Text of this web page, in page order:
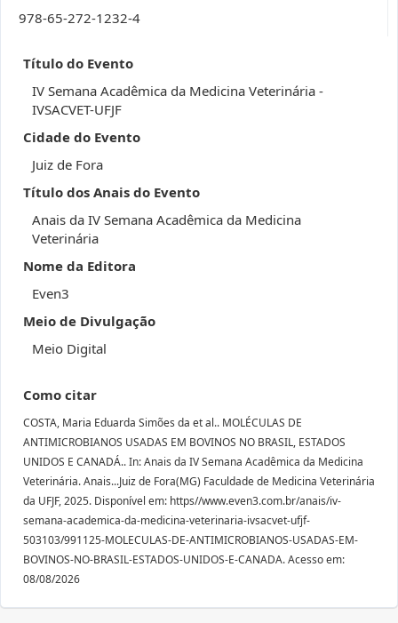
978-65-272-1232-4
Título do Evento
IV Semana Acadêmica da Medicina Veterinária -
IVSACVET-UFJF
Cidade do Evento
Juiz de Fora
Título dos Anais do Evento
Anais da IV Semana Acadêmica da Medicina
Veterinária
Nome da Editora
Even3
Meio de Divulgação
Meio Digital
Como citar
COSTA, Maria Eduarda Simões da et al.. MOLÉCULAS DE
ANTIMICROBIANOS USADAS EM BOVINOS NO BRASIL, ESTADOS
UNIDOS E CANADÁ.. In: Anais da IV Semana Acadêmica da Medicina
Veterinária. Anais...Juiz de Fora(MG) Faculdade de Medicina Veterinária
da UFJF, 2025. Disponível em: https//www.even3.com.br/anais/iv-
semana-academica-da-medicina-veterinaria-ivsacvet-ufjf-
503103/991125-MOLECULAS-DE-ANTIMICROBIANOS-USADAS-EM-
BOVINOS-NO-BRASIL-ESTADOS-UNIDOS-E-CANADA. Acesso em:
08/08/2026